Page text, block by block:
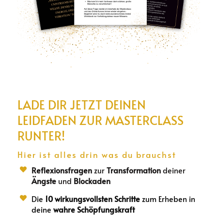
LADE DIR JETZT DEINEN
LEIDFADEN ZUR MASTERCLASS
RUNTER!
Hier ist alles drin was du brauchst
Reflexionsfragen zurTransformationdeiner
Ängste und Blockaden
Die 10 wirkungsvollsten Schritte zum Erheben in
deine wahre Schöpfungskraft